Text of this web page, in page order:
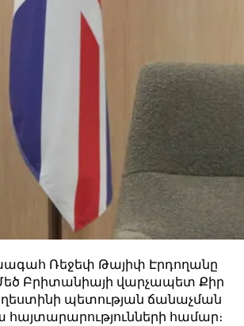
Ռեջեփ Թայիփ Էրդողանը
Մեծ Բրիտանիայի վարչապետ Քիր
պետության ճանաչման
հայտարարությունների համար։